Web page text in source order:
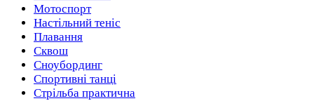
Мотоспорт
Настільний теніс
Плавання
Сквош
Сноубординг
Спортивні танці
Стрільба практична